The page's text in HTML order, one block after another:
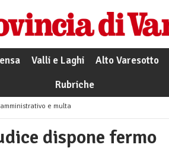
Valli e Laghi Alto Varesotto
Rubriche
e multa
dispone fermo